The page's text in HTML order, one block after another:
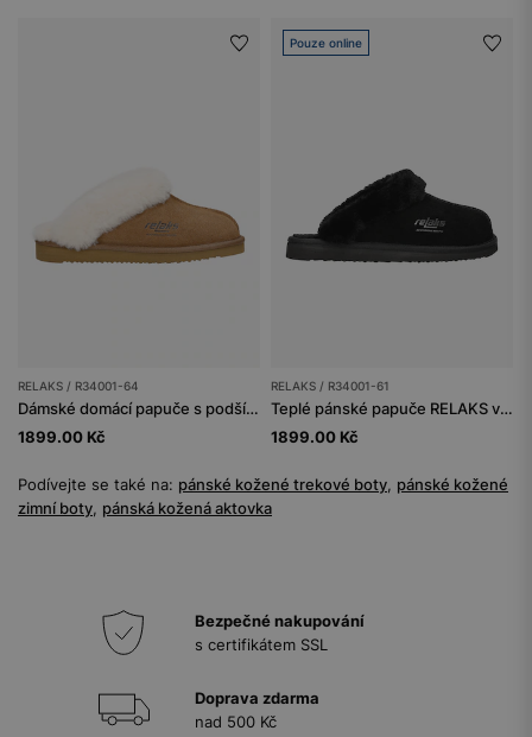
RELAKS / R34001-64
Dámské domácí papuče s podšívkou z měkké ovčí kůže
1899.00 Kč
Pouze online
RELAKS / R34001-61
Teplé pánské papuče RELAKS v černé barvě
1899.00 Kč
Podívejte se také na: pánské kožené trekové boty pánské kožené
zimní boty pánská kožená aktovka
Bezpečné nakupování
s certifikátem SSL
Doprava zdarma
nad 500 Kč